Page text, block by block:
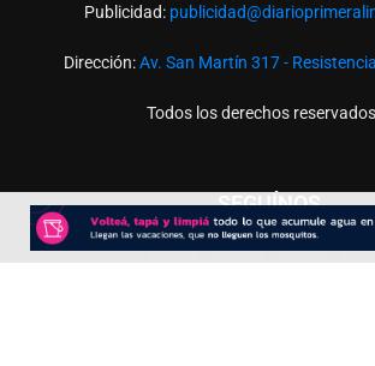
Publicidad:
Dirección:Av. San Martín 317 -
Todos los derechos
SEGUÍNOS